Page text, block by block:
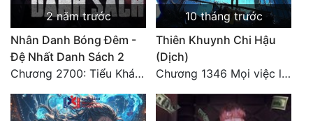
2 năm trước
Nhân Danh Bóng Đêm -
Đệ Nhất Danh Sách 2
Chương 2700: Tiểu Khánh Trần
10 tháng trước
Thiên Khuynh Chi Hậu
(Dịch)
Chương 1346 Mọi việc lấy tất - Đại Kết Cục (2)